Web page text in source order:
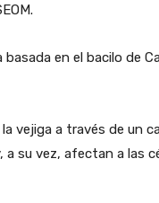
en el bacilo de
vejiga a través de un
su vez, afectan a las